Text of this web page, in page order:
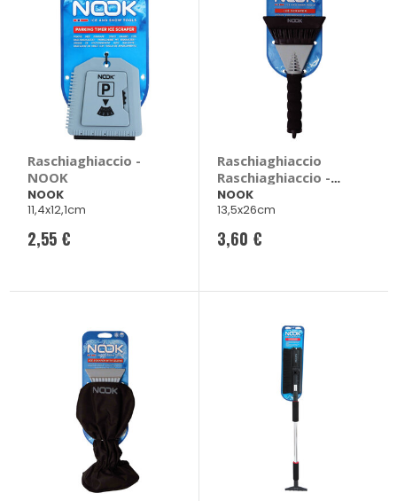
Raschiaghiaccio -
NOOK
NOOK
11,4x12,1cm
2,55 €
Raschiaghiaccio
Raschiaghiaccio -
NOOK
NOOK
13,5x26cm
3,60 €